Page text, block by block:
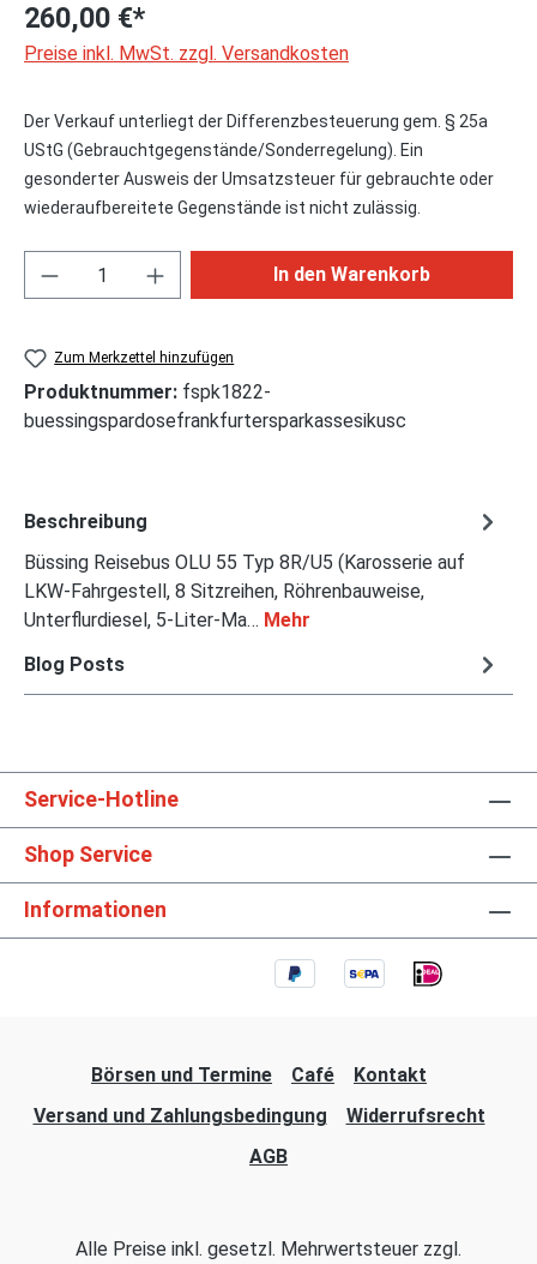
260,00 €*
Preise inkl. MwSt. zzgl. Versandkosten
Der Verkauf unterliegt der Differenzbesteuerung gem. § 25a
UStG (Gebrauchtgegenstände/Sonderregelung). Ein
gesonderter Ausweis der Umsatzsteuer für gebrauchte oder
wiederaufbereitete Gegenstände ist nicht zulässig.
Produkt Anzahl: Gib den gewünschten
In den Warenkorb
Zum Merkzettel hinzufügen
Produktnummer: fspk1822-
buessingspardosefrankfurtersparkassesikusc
Beschreibung
Büssing Reisebus OLU 55 Typ 8R/U5 (Karosserie auf
LKW-Fahrgestell, 8 Sitzreihen, Röhrenbauweise,
Unterflurdiesel, 5-Liter-Ma… Mehr
Blog Posts
Service-Hotline
Shop Service
Informationen
Börsen und Termine Café
Kontakt
Versand und Zahlungsbedingung
Widerrufsrecht
AGB
Alle Preise inkl. gesetzl. Mehrwertsteuer zzgl.